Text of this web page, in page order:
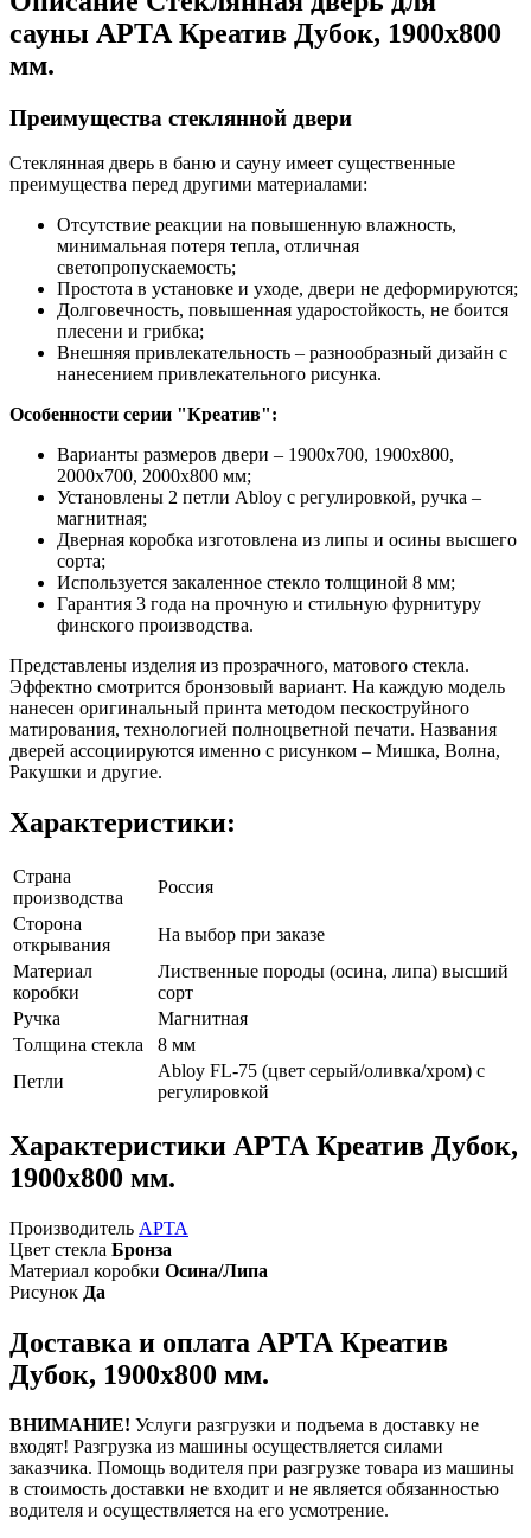
сауны АРТА Креатив Дубок, 1900х800
мм.
Преимущества стеклянной двери
Стеклянная дверь в баню и сауну имеет существенные
преимущества перед другими материалами:
Отсутствие реакции на повышенную влажность,
минимальная потеря тепла, отличная
светопропускаемость;
Простота в установке и уходе, двери не деформируются;
Долговечность, повышенная ударостойкость, не боится
плесени и грибка;
Внешняя привлекательность – разнообразный дизайн с
нанесением привлекательного рисунка.
Особенности серии "Креатив":
Варианты размеров двери – 1900х700, 1900х800,
2000х700, 2000х800 мм;
Установлены 2 петли Abloy с регулировкой, ручка –
магнитная;
Дверная коробка изготовлена из липы и осины высшего
сорта;
Используется закаленное стекло толщиной 8 мм;
Гарантия 3 года на прочную и стильную фурнитуру
финского производства.
Представлены изделия из прозрачного, матового стекла.
Эффектно смотрится бронзовый вариант. На каждую модель
нанесен оригинальный принта методом пескоструйного
матирования, технологией полноцветной печати. Названия
дверей ассоциируются именно с рисунком – Мишка, Волна,
Ракушки и другие.
Характеристики:
Страна
производства
Россия
Сторона
открывания
На выбор при заказе
Материал
коробки
Лиственные породы (осина, липа) высший
сорт
Ручка
Магнитная
Толщина стекла
8 мм
Петли
Abloy FL-75 (цвет серый/оливка/хром) с
регулировкой
Характеристики АРТА Креатив Дубок,
1900х800 мм.
Производитель АРТА
Цвет стекла Бронза
Материал коробки Осина/Липа
Рисунок Да
Доставка и оплата АРТА Креатив
Дубок, 1900х800 мм.
ВНИМАНИЕ! Услуги разгрузки и подъема в доставку не
входят! Разгрузка из машины осуществляется силами
заказчика. Помощь водителя при разгрузке товара из машины
в стоимость доставки не входит и не является обязанностью
водителя и осуществляется на его усмотрение.